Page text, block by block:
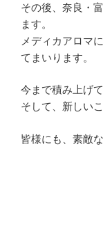
その後、奈良・
ます。
メディカアロマ
てまいります。
今まで積み上げ
そして、新しい
皆様にも、素敵